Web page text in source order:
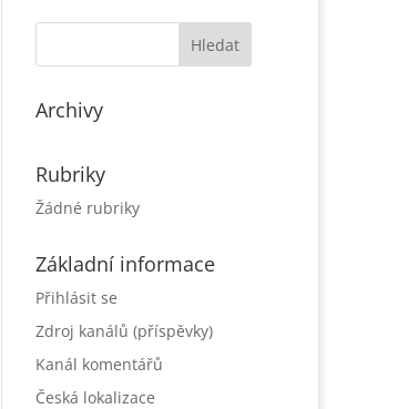
Archivy
Rubriky
Žádné rubriky
Základní informace
Přihlásit se
Zdroj kanálů (příspěvky)
Kanál komentářů
Česká lokalizace